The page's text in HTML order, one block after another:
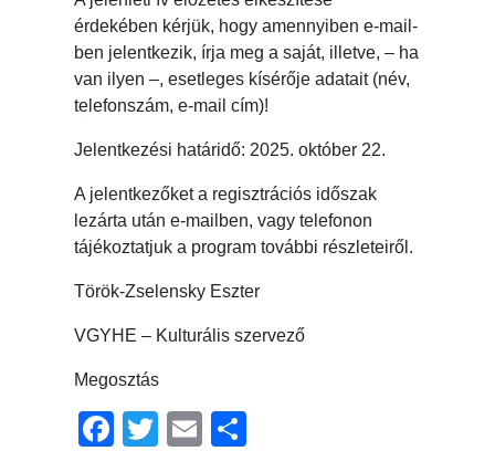
érdekében kérjük, hogy amennyiben e-mail-
ben jelentkezik, írja meg a saját, illetve, – ha
van ilyen –, esetleges kísérője adatait (név,
telefonszám, e-mail cím)!
Jelentkezési határidő: 2025. október 22.
A jelentkezőket a regisztrációs időszak
lezárta után e-mailben, vagy telefonon
tájékoztatjuk a program további részleteiről.
Török-Zselensky Eszter
VGYHE – Kulturális szervező
Megosztás
Facebook
TwitterEmail